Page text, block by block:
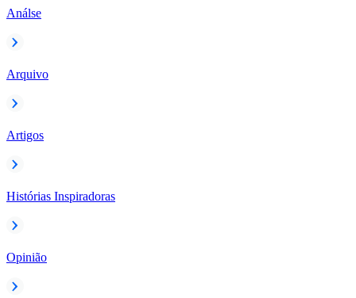
Análse
Arquivo
Artigos
Histórias Inspiradoras
Opinião